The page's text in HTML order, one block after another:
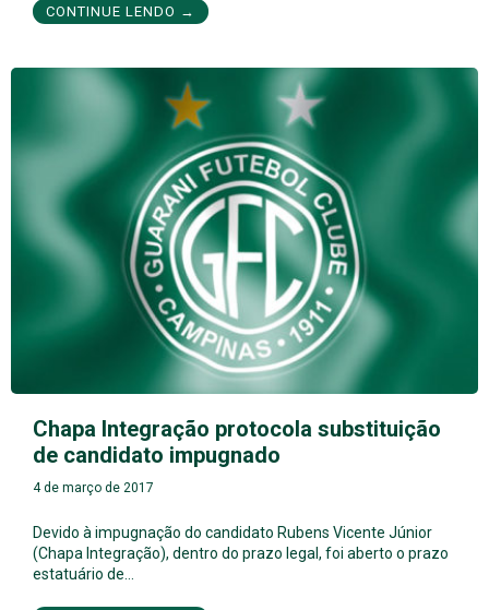
CONTINUE LENDO →
Chapa Integração protocola substituição
de candidato impugnado
4 de março de 2017
Devido à impugnação do candidato Rubens Vicente Júnior
(Chapa Integração), dentro do prazo legal, foi aberto o prazo
estatuário de…